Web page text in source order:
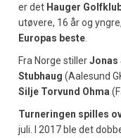
er det Hauger
utøvere, 16 år og
Europas beste
Fra Norge stillerJonas
Stubhaug (Aalesund
Silje Torvund Ohma
Turneringen spilles
juli. I 2017 ble det